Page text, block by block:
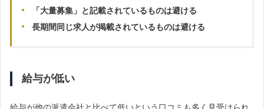
「大量募集」と記載されているものは避ける
長期間同じ求人が掲載されているものは避ける
給与が低い